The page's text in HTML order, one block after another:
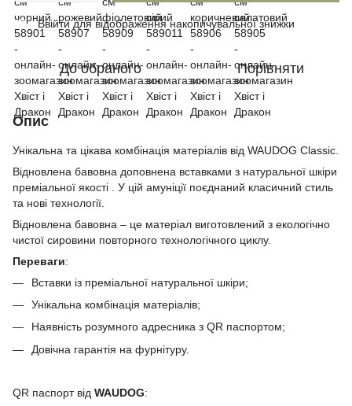
% Ввійтидля відображення накопичувальної знижки
До обраного Порівняти
Опис
Унікальна та цікава комбінація матеріалів від WAUDOG Classic.
Відновлена бавовна доповнена вставками з натуральної шкіри
преміальної якості . У цій амуніції поєднаний класичний стиль
та нові технології.
Відновлена бавовна – це матеріал виготовлений ​​з екологічно
чистої сировини повторного технологічного циклу.
Переваги:
Вставки із преміальної натуральної шкіри;
Унікальна комбінація матеріалів;
Наявність розумного адресника з QR паспортом;
Довічна гарантія на фурнітуру.
QR паспорт від WAUDOG: